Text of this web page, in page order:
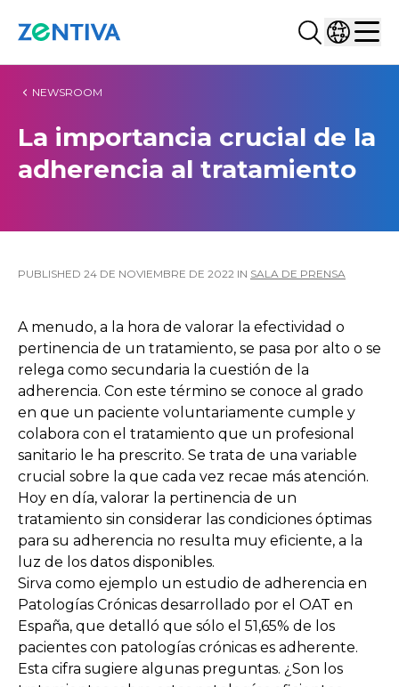
Buscar...
NEWSROOM
La importancia crucial de la
adherencia al tratamiento
PUBLISHED 24 DE NOVIEMBRE DE 2022 IN SALA DE PRENSA
A menudo, a la hora de valorar la efectividad o
pertinencia de un tratamiento, se pasa por alto o se
relega como secundaria la cuestión de la
adherencia. Con este término se conoce al grado
en que un paciente voluntariamente cumple y
colabora con el tratamiento que un profesional
sanitario le ha prescrito. Se trata de una variable
crucial sobre la que cada vez recae más atención.
Hoy en día, valorar la pertinencia de un
tratamiento sin considerar las condiciones óptimas
para su adherencia no resulta muy eficiente, a la
luz de los datos disponibles.
Sirva como ejemplo un estudio de adherencia en
Patologías Crónicas desarrollado por el OAT en
España, que detalló que sólo el 51,65% de los
pacientes con patologías crónicas es adherente.
Esta cifra sugiere algunas preguntas. ¿Son los